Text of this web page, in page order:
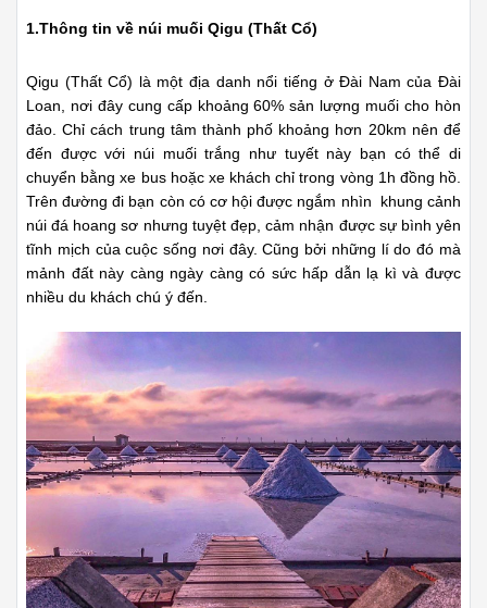
1.Thông tin về núi muối Qigu (Thất Cổ)
Qigu (Thất Cổ) là một địa danh nổi tiếng ở Đài Nam của Đài
Loan, nơi đây cung cấp khoảng 60% sản lượng muối cho hòn
đảo. Chỉ cách trung tâm thành phố khoảng hơn 20km nên để
đến được với núi muối trắng như tuyết này bạn có thể di
chuyển bằng xe bus hoặc xe khách chỉ trong vòng 1h đồng hồ.
Trên đường đi bạn còn có cơ hội được ngắm nhìn khung cảnh
núi đá hoang sơ nhưng tuyệt đẹp, cảm nhận được sự bình yên
tĩnh mịch của cuộc sống nơi đây. Cũng bởi những lí do đó mà
mảnh đất này càng ngày càng có sức hấp dẫn lạ kì và được
nhiều du khách chú ý đến.